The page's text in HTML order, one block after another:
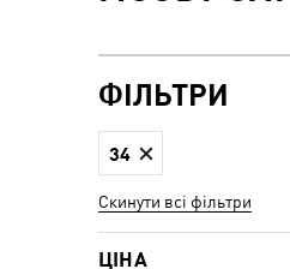
ФІЛЬТРИ
34
Скинути всі фільтри
ЦІНА